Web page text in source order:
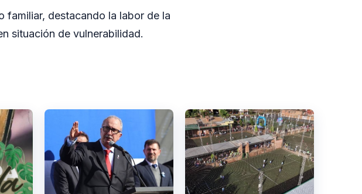
familiar, destacando la labor de la
situación de vulnerabilidad.